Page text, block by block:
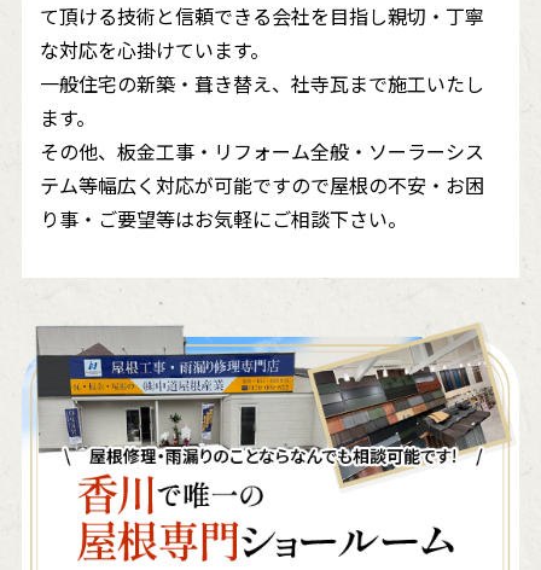
て頂ける技術と信頼できる会社を目指し親切・丁寧
な対応を心掛けています。
一般住宅の新築・葺き替え、社寺瓦まで施工いたし
ます。
その他、板金工事・リフォーム全般・ソーラーシス
テム等幅広く対応が可能ですので屋根の不安・お困
り事・ご要望等はお気軽にご相談下さい。